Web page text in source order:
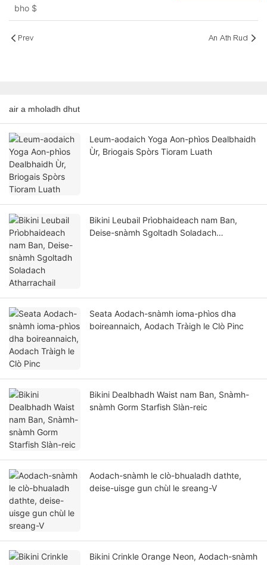
XCYYM-0312
bho $
Prev An Ath Rud
air a mholadh dhut
Leum-aodaich Yoga Aon-phìos Dealbhaidh
Ùr, Briogais Spòrs Tioram Luath
Bikini Leubail Prìobhaideach nam Ban,
Deise-snàmh Sgoltadh Soladach
Seata Aodach-snàmh ioma-phìos dha
boireannaich, Aodach Tràigh le Clò Pinc
Bikini Dealbhadh Waist nam Ban, Snàmh-
snàmh Gorm Starfish Slàn-reic
Aodach-snàmh le clò-bhualadh dathte,
deise-uisge gun chùl le sreang-V
Bikini Crinkle Orange Neon, Aodach-snàmh